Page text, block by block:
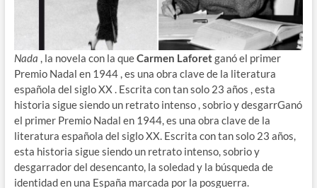
Nada , la novela con la queCarmen Laforetganó el primer
Premio Nadal en 1944 , es una obra clave de la literatura
española del siglo XX . Escrita con tan solo 23 años , esta
historia sigue siendo un retrato intenso , sobrio y desgarrGanó
el primer Premio Nadal en 1944, es una obra clave de la
literatura española del siglo XX. Escrita con tan solo 23 años,
esta historia sigue siendo un retrato intenso, sobrio y
desgarrador del desencanto, la soledad y la búsqueda de
identidad en una España marcada por la posguerra.